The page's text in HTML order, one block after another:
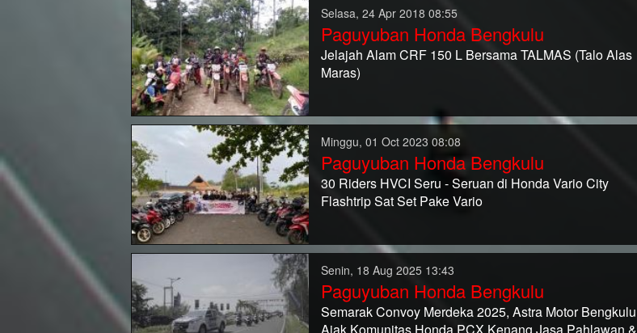
Selasa, 24 Apr 2018 08:55
Paguyuban Honda Bengkulu
Jelajah Alam CRF 150 L Bersama TALMAS (Talo Alas
Maras)
Minggu, 01 Oct 2023 08:08
Paguyuban Honda Bengkulu
30 Riders HVCI Seru - Seruan di Honda Vario City
Flashtrip Sat Set Pake Vario
Senin, 18 Aug 2025 13:43
Paguyuban Honda Bengkulu
Semarak Convoy Merdeka 2025, Astra Motor Bengkulu